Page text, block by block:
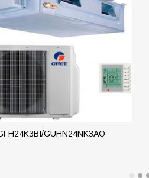
GUHN24NK3AO